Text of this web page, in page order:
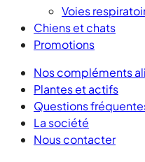
Voies
Chiens et chats
Promotions
Nos compléments
Plantes et actifs
Questions
La société
Nous contacter